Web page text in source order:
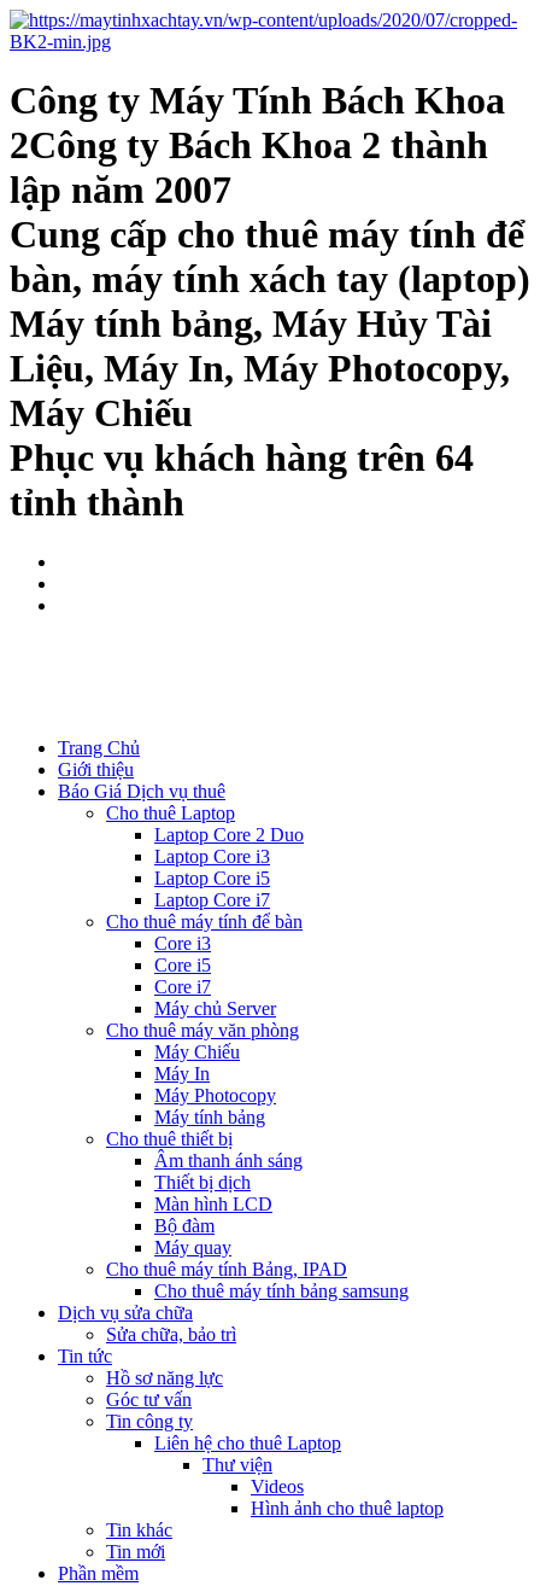
Công ty Máy Tính Bách Khoa
2Công ty Bách Khoa 2 thành
lập năm 2007
Cung cấp cho thuê máy tính để
bàn, máy tính xách tay (laptop)
Máy tính bảng, Máy Hủy Tài
Liệu, Máy In, Máy Photocopy,
Máy Chiếu
Phục vụ khách hàng trên 64
tỉnh thành
Trang Chủ
Giới thiệu
Báo Giá Dịch vụ thuê
Cho thuê Laptop
Laptop Core 2 Duo
Laptop Core i3
Laptop Core i5
Laptop Core i7
Cho thuê máy tính để bàn
Core i3
Core i5
Core i7
Máy chủ Server
Cho thuê máy văn phòng
Máy Chiếu
Máy In
Máy Photocopy
Máy tính bảng
Cho thuê thiết bị
Âm thanh ánh sáng
Thiết bị dịch
Màn hình LCD
Bộ đàm
Máy quay
Cho thuê máy tính Bảng, IPAD
Cho thuê máy tính bảng samsung
Dịch vụ sửa chữa
Sửa chữa, bảo trì
Tin tức
Hồ sơ năng lực
Góc tư vấn
Tin công ty
Liên hệ cho thuê Laptop
Thư viện
Videos
Hình ảnh cho thuê laptop
Tin khác
Tin mới
Phần mềm